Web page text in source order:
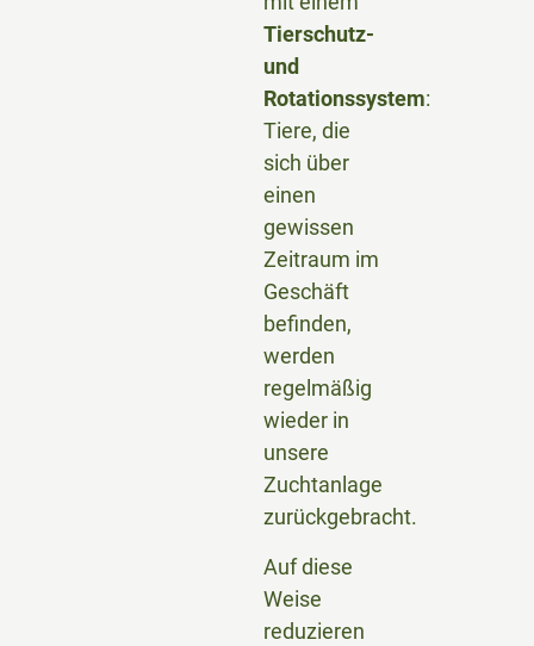
Tierschutz-
und
Rotationssystem:
Tiere, die
sich über
einen
gewissen
Zeitraum im
Geschäft
befinden,
werden
regelmäßig
wieder in
unsere
Zuchtanlage
zurückgebracht.
Auf diese
Weise
reduzieren